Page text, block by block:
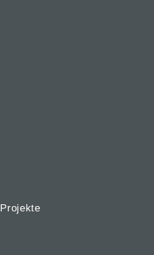
Projekte